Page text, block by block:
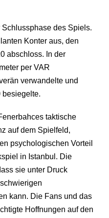
des Spiels.
Konter aus, den
abschloss. In der
per VAR
verwandelte und
besiegelte.
taktische
auf dem Spielfeld,
psychologischen Vorteil
in Istanbul. Die
sie unter Druck
kann. Die Fans und das
Hoffnungen auf den